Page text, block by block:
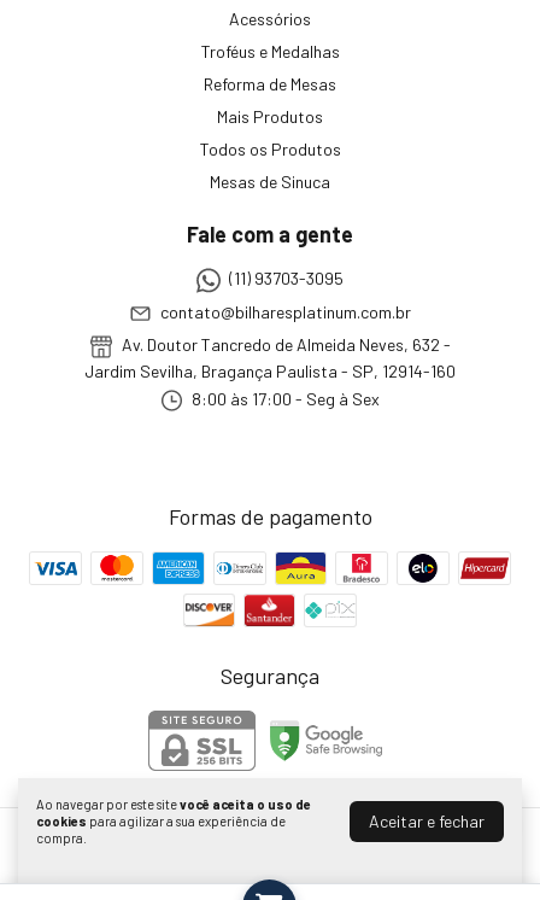
Ao navegar por este sitevocê aceita o uso de
cookies para agilizar a sua experiência de
compra.
Aceitar e fechar
Acessórios
Troféus e Medalhas
Reforma de Mesas
Mais Produtos
Todos os Produtos
Mesas de Sinuca
Fale com a gente
(11) 93703-3095
contato@bilharesplatinum.com.br
Av. Doutor Tancredo de Almeida Neves, 632 -
Jardim Sevilha, Bragança Paulista - SP, 12914-160
8:00 às 17:00 - Seg à Sex
Formas de pagamento
Segurança
Bilhares Platinum | Loja de Sinuca e Tacos Online